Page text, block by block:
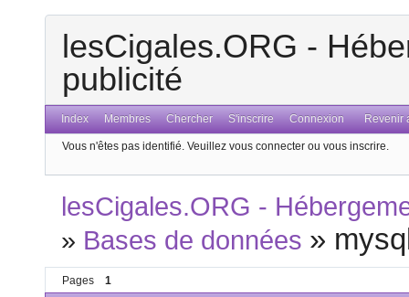
lesCigales.ORG -
publicité
Index Membres Chercher S'inscrire Connexion Revenir
Vous n'êtes pas identifié. Veuillez vous connecter ou vous inscrire.
lesCigales.ORG -
» Bases de données »
Pages 1